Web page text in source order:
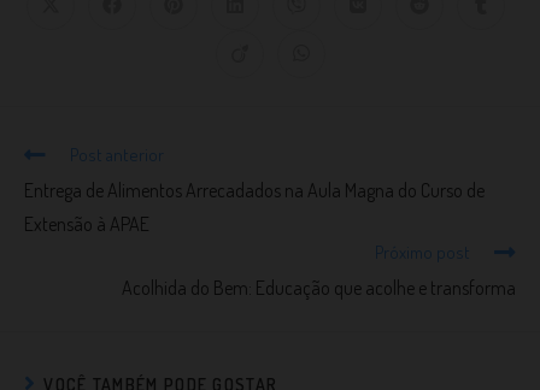
Post anterior
Entrega de Alimentos Arrecadados na Aula Magna do Curso de
Extensão à APAE
Próximo post
Acolhida do Bem: Educação que acolhe e transforma
VOCÊ TAMBÉM PODE GOSTAR